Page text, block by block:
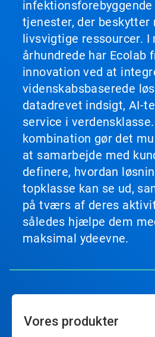
tjenester, der beskytter
livsvigtige ressourcer. I
århundrede har Ecolab
innovation ved at
videnskabsbaserede
datadrevet indsigt, AI-
service i
kombination gør det
at samarbejde med
definere, hvordan
topklasse kan se ud,
på tværs af deres
således hjælpe dem
maksimal ydeevne.
Vores produkter